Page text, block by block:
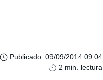
Publicado: 09/09/2014 09:04
2 min. lectura